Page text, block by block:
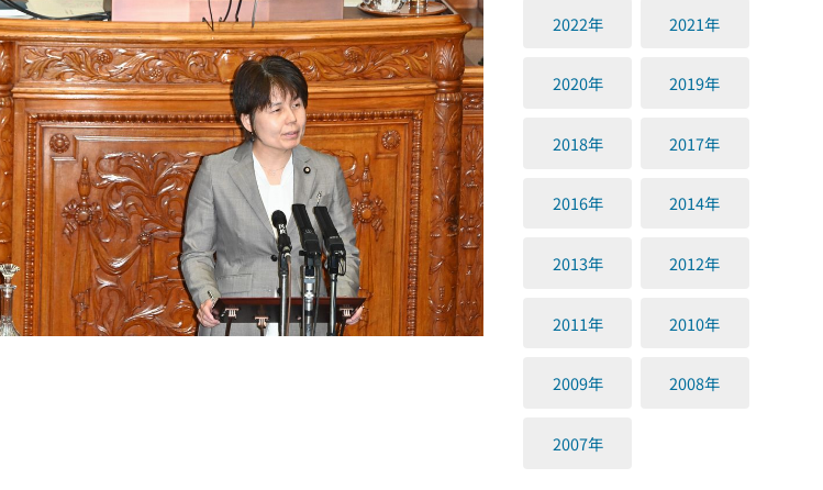
2022年 2021年
2020年 2019年
2018年 2017年
2016年 2014年
2013年 2012年
2011年 2010年
2009年 2008年
2007年